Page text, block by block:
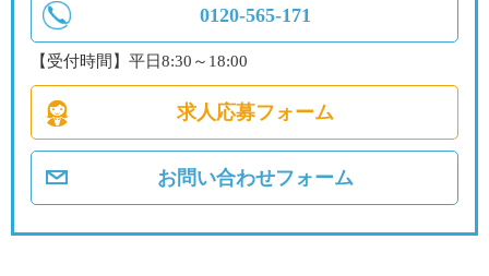
0120-565-171
【受付時間】平日8:30～18:00
求人応募フォーム
お問い合わせフォーム